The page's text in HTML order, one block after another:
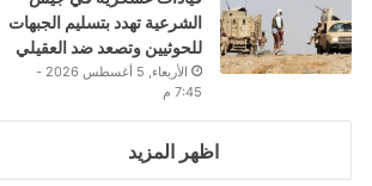
الشرعية تهدد بتسليم الجبهات
للحوثيين وتصعد ضد العقيلي
الأربعاء, 5 أغسطس 2026 -
7:45 م
اظهر المزيد